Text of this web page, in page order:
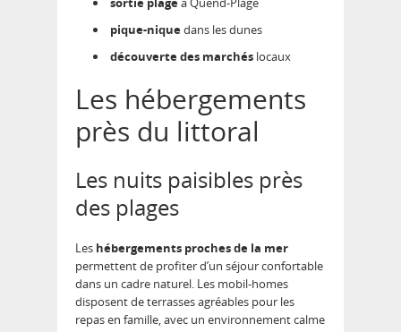
pique-niquedans les dunes
découverte des marchés locaux
Les hébergements
près du littoral
Les nuits paisibles près
des plages
Les hébergements proches de la mer
permettent de profiter d’un séjour confortable
dans un cadre naturel. Les mobil-homes
disposent de terrasses agréables pour les
repas en famille, avec un environnement calme